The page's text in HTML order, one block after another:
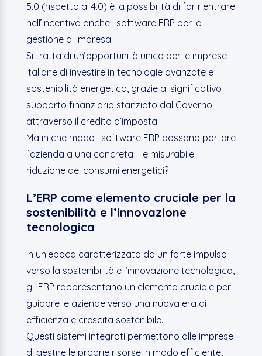
5.0 (rispetto al 4.0) è la possibilità di far rientrare
nell’incentivo anche i software ERP per la
gestione di impresa.
Si tratta di un’opportunità unica per le imprese
italiane di investire in tecnologie avanzate e
sostenibilità energetica, grazie al significativo
supporto finanziario stanziato dal Governo
attraverso il credito d’imposta.
Ma in che modo i software ERP possono portare
l’azienda a una concreta – e misurabile –
riduzione dei consumi energetici?
L’ERP come elemento cruciale per la
sostenibilità e l’innovazione
tecnologica
In un’epoca caratterizzata da un forte impulso
verso la sostenibilità e l’innovazione tecnologica,
gli ERP rappresentano un elemento cruciale per
guidare le aziende verso una nuova era di
efficienza e crescita sostenibile.
Questi sistemi integrati permettono alle imprese
di gestire le proprie risorse in modo efficiente,